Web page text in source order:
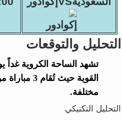
التحليل والتوقعات
تشهد الساحة الكروية غداً
مختلفة.
التحليل التكتيكي